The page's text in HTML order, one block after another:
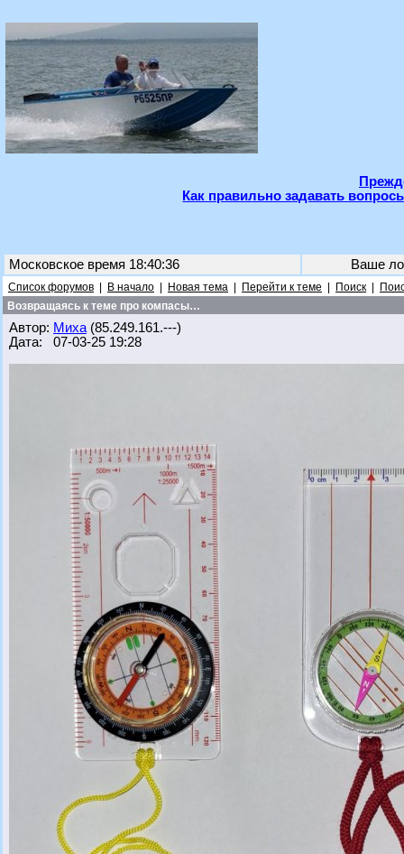
Как правильно задавать
Московское время 18:40:36 Ваше
Список форумов В начало Новая тема Перейти к теме Поиск
Возвращаясь к теме про компасы…
Автор: Миха (85.249.161.---)
Дата: 07-03-25 19:28